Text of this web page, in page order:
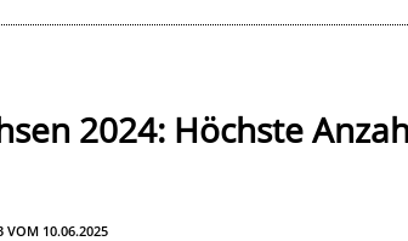
2024: Höchste
VOM 10.06.2025